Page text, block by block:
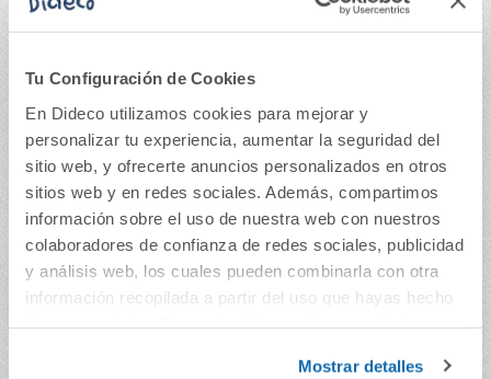
Tu Configuración de Cookies
En Dideco utilizamos cookies para mejorar y
personalizar tu experiencia, aumentar la seguridad del
sitio web, y ofrecerte anuncios personalizados en otros
sitios web y en redes sociales. Además, compartimos
información sobre el uso de nuestra web con nuestros
colaboradores de confianza de redes sociales, publicidad
y análisis web, los cuales pueden combinarla con otra
información recopilada a partir del uso que hayas hecho
Mostrar detalles
Sherlock Holmes.